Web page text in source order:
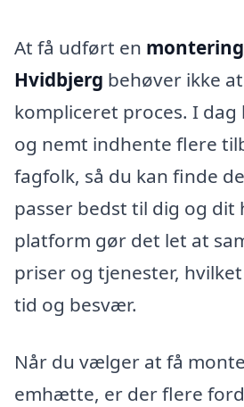
At få udført en
Hvidbjerg behøver ikke
kompliceret proces. I
og nemt indhente flere
fagfolk, så du kan finde
passer bedst til dig og dit
platform gør det let at
priser og tjenester,
tid og besvær.
Når du vælger at få
emhætte, er der flere